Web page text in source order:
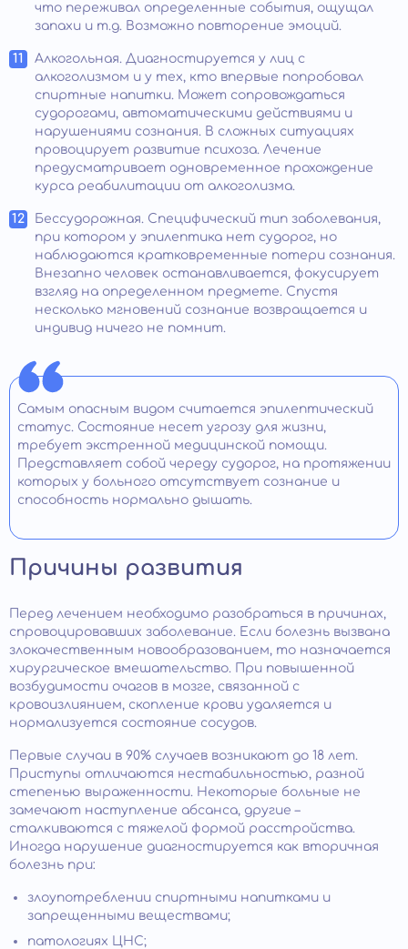
что переживал определенные события, ощущал
запахи и т.д. Возможно повторение эмоций.
Алкогольная. Диагностируется у лиц с
алкоголизмом и у тех, кто впервые попробовал
спиртные напитки. Может сопровождаться
судорогами, автоматическими действиями и
нарушениями сознания. В сложных ситуациях
провоцирует развитие психоза. Лечение
предусматривает одновременное прохождение
курса реабилитации от алкоголизма.
Бессудорожная. Специфический тип заболевания,
при котором у эпилептика нет судорог, но
наблюдаются кратковременные потери сознания.
Внезапно человек останавливается, фокусирует
взгляд на определенном предмете. Спустя
несколько мгновений сознание возвращается и
индивид ничего не помнит.
Самым опасным видом считается эпилептический
статус. Состояние несет угрозу для жизни,
требует экстренной медицинской помощи.
Представляет собой череду судорог, на протяжении
которых у больного отсутствует сознание и
способность нормально дышать.
Причины развития
Перед лечением необходимо разобраться в причинах,
спровоцировавших заболевание. Если болезнь вызвана
злокачественным новообразованием, то назначается
хирургическое вмешательство. При повышенной
возбудимости очагов в мозге, связанной с
кровоизлиянием, скопление крови удаляется и
нормализуется состояние сосудов.
Первые случаи в 90% случаев возникают до 18 лет.
Приступы отличаются нестабильностью, разной
степенью выраженности. Некоторые больные не
замечают наступление абсанса, другие –
сталкиваются с тяжелой формой расстройства.
Иногда нарушение диагностируется как вторичная
болезнь при:
злоупотреблении спиртными напитками и
запрещенными веществами;
патологиях ЦНС;